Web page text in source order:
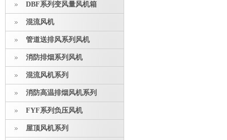
DBF系列变风量风机箱
混流风机
管道送排风系列风机
消防排烟系列风机
混流风机系列
消防高温排烟风机系列
FYF系列负压风机
屋顶风机系列